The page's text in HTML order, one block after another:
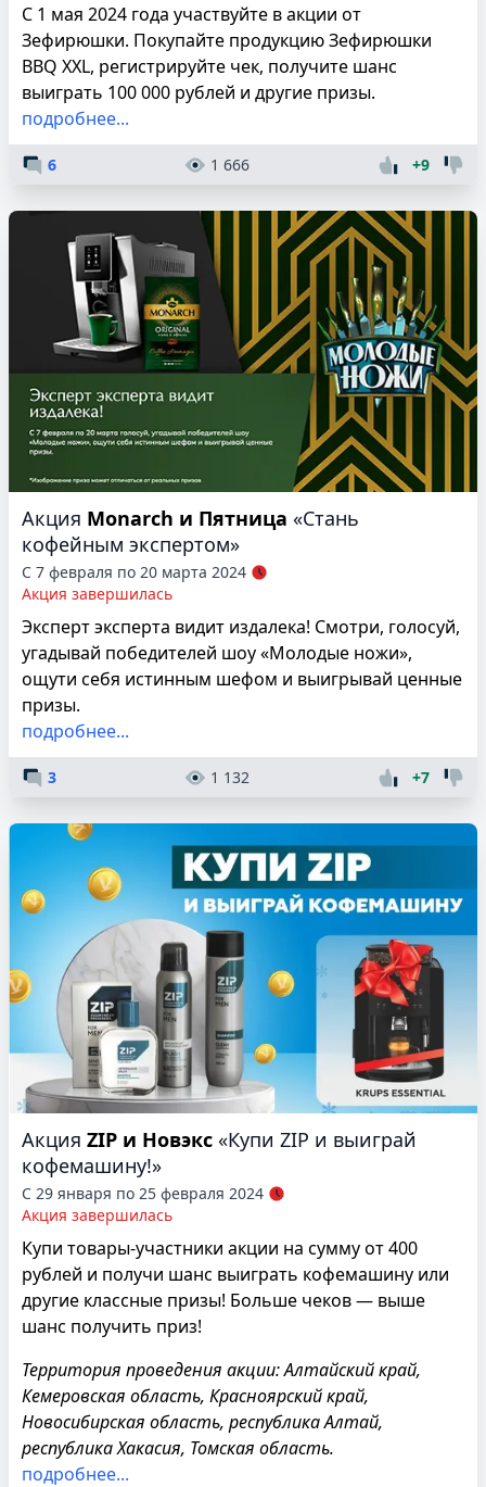
С 1 мая 2024 года участвуйте в акции от
Зефирюшки. Покупайте продукцию Зефирюшки
BBQ XXL, регистрируйте чек, получите шанс
выиграть 100 000 рублей и другие призы.
подробнее...
6 1 666 +9
Акция Monarch и Пятница «Стань
кофейным экспертом»
С 7 февраля по 20 марта 2024
Акция завершилась
Эксперт эксперта видит издалека! Смотри, голосуй,
угадывай победителей шоу «Молодые ножи»,
ощути себя истинным шефом и выигрывай ценные
призы.
подробнее...
3 1 132 +7
Акция ZIP и Новэкс «Купи ZIP и выиграй
кофемашину!»
С 29 января по 25 февраля 2024
Акция завершилась
Купи товары-участники акции на сумму от 400
рублей и получи шанс выиграть кофемашину или
другие классные призы! Больше чеков — выше
шанс получить приз!
Территория проведения акции: Алтайский край,
Кемеровская область, Красноярский край,
Новосибирская область, республика Алтай,
республика Хакасия, Томская область.
подробнее...